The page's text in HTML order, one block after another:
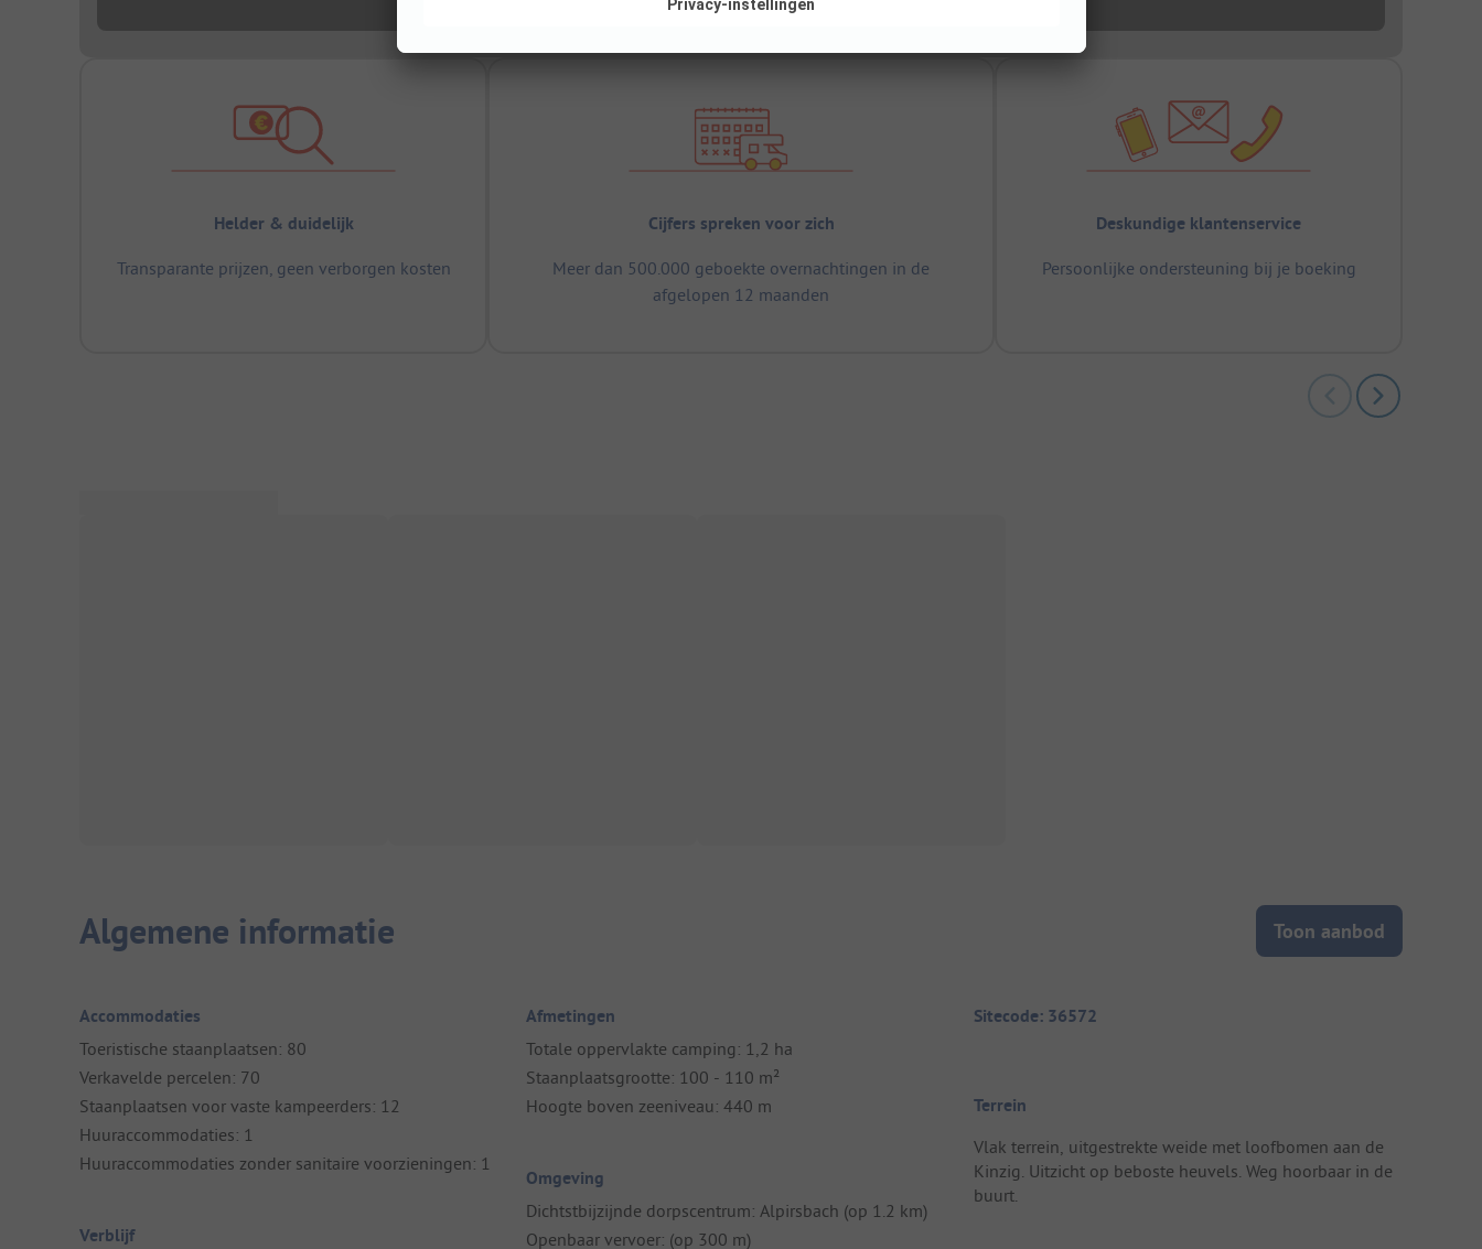
Helder & duidelijk
Transparante prijzen, geen verborgen kosten
Cijfers spreken voor zich
Meer dan 500.000 geboekte overnachtingen in de
afgelopen 12 maanden
Deskundige klantenservice
Persoonlijke ondersteuning bij je boeking
Algemene informatie Toon aanbod
Accommodaties
Toeristische staanplaatsen: 80
Verkavelde percelen: 70
Staanplaatsen voor vaste kampeerders: 12
Huuraccommodaties: 1
Huuraccommodaties zonder sanitaire voorzieningen: 1
Verblijf
Afmetingen
Totale oppervlakte camping: 1,2 ha
Staanplaatsgrootte: 100 - 110 m²
Hoogte boven zeeniveau: 440 m
Omgeving
Dichtstbijzijnde dorpscentrum: Alpirsbach (op 1.2 km)
Openbaar vervoer: (op 300 m)
Sitecode: 36572
Terrein
Vlak terrein, uitgestrekte weide met loofbomen aan de
Kinzig. Uitzicht op beboste heuvels. Weg hoorbaar in de
buurt.